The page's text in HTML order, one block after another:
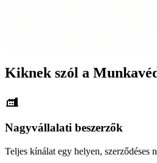
Kiknek szól a
Nagyvállalati beszerzők
Teljes kínálat egy helyen, szerződéses